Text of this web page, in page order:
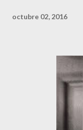
octubre 02, 2016